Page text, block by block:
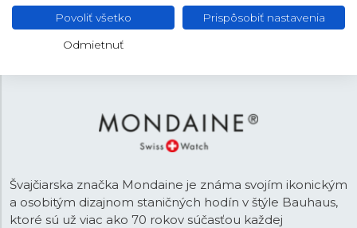
FARBA REMIENKA Strieborná
Švajčiarska značka Mondaine je známa svojím ikonickým
a osobitým dizajnom staničných hodín v štýle Bauhaus,
ktoré sú už viac ako 70 rokov súčasťou každej
Povoliť všetko Prispôsobiť nastavenia
Odmietnuť